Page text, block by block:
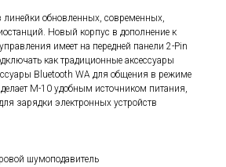
обновленных, современных,
Новый корпус в дополнение к
имеет на передней панели 2-Pin
как традиционные аксессуары
Bluetooth WA для общения в режиме
M-10 удобным источником питания,
зарядки электронных устройств
шумоподавитель